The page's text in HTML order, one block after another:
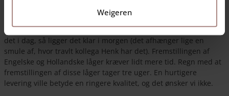
Weigeren
Vi laver selv lågerne på vores eget værksted. Hvad angår
rundtræs- og rammelågerne, så gælder for det meste: bestilles
det i dag, så ligger det klar i morgen (det afhænger lige en
smule af, hvor travlt kollega Henk har det). Fremstillingen af
Engelske og Hollandske låger kræver lidt mere tid. Regn med at
fremstillingen af disse låger tager tre uger. En hurtigere
levering ville betyde en ringere kvalitet, og det ønsker vi ikke.